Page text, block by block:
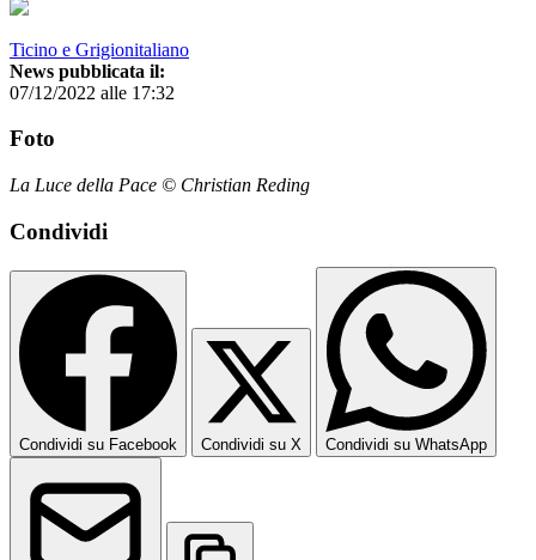
Ticino e Grigionitaliano
News pubblicata il:
07/12/2022 alle 17:32
Foto
La Luce della Pace © Christian Reding
Condividi
Condividi su Facebook Condividi su X Condividi su WhatsApp